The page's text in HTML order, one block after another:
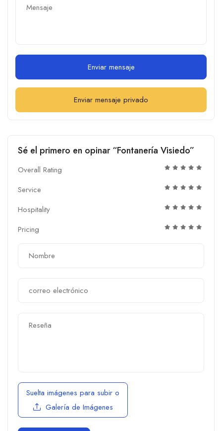
Enviar mensaje
Enviar mensaje privado
Sé el primero en opinar “Fontanería Visiedo”
Overall Rating
Service
Hospitality
Pricing
Suelta imágenes para subir o
Galería de Imágenes